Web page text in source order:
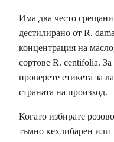
Има два често
дестилирано от R.
концентрация на
сортове R. centifolia. За
проверете етикета за
страната на произход.
Когато избирате
тъмно кехлибарен или